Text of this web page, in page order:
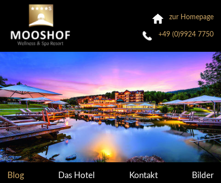
zur Homepage
+49 (0)9924 7750
Blog Das Hotel Kontakt Bilder